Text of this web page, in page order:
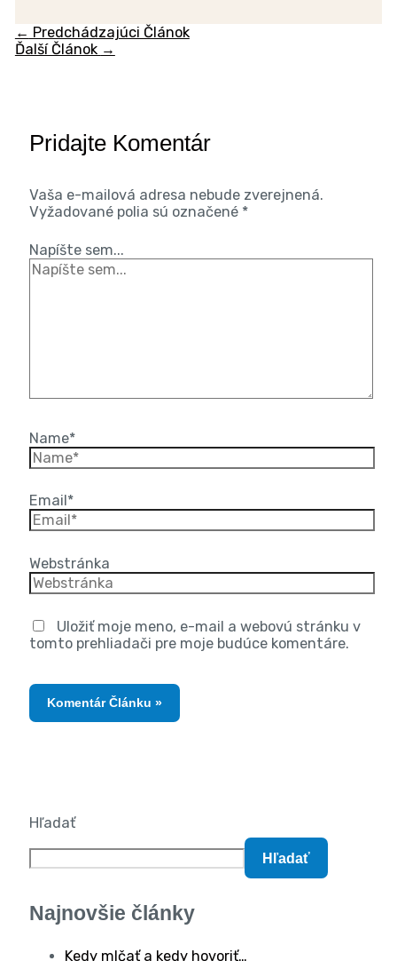
← Predchádzajúci Článok
Ďalší Článok →
Pridajte Komentár
Vaša e-mailová adresa nebude zverejnená.
Vyžadované polia sú označené *
Napíšte sem...
Name*
Email*
Webstránka
Uložiť moje meno, e-mail a webovú stránku v
tomto prehliadači pre moje budúce komentáre.
Hľadať
Hľadať
Najnovšie články
Kedy mlčať a kedy hovoriť…